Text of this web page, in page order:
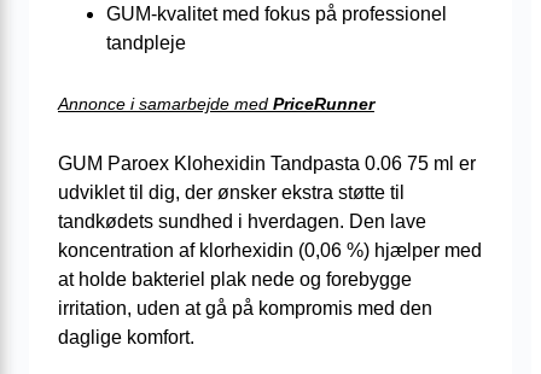
GUM-kvalitet med fokus på professionel
tandpleje
Annonce i samarbejde med PriceRunner
GUM Paroex Klohexidin Tandpasta 0.06 75 ml er
udviklet til dig, der ønsker ekstra støtte til
tandkødets sundhed i hverdagen. Den lave
koncentration af klorhexidin (0,06 %) hjælper med
at holde bakteriel plak nede og forebygge
irritation, uden at gå på kompromis med den
daglige komfort.